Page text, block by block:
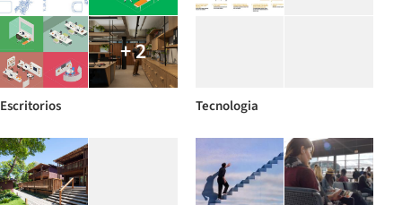
+ 2
Escritorios Tecnologia